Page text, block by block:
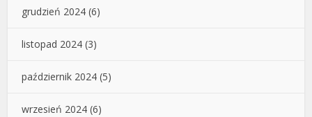
grudzień 2024 (6)
listopad 2024 (3)
październik 2024 (5)
wrzesień 2024 (6)